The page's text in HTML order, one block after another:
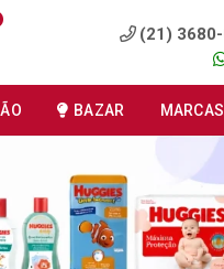
(21)
BAZAR MARCAS